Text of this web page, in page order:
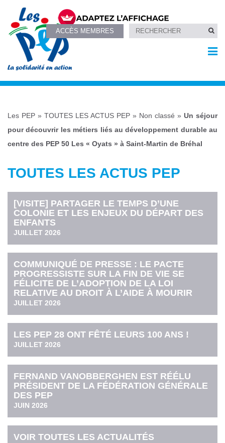
ACCÈS MEMBRES
Les PEP » TOUTES LES ACTUS PEP » Non classé » Un séjour
pour découvrir les métiers liés au développement durable au
centre des PEP 50 Les « Oyats » à Saint-Martin de Bréhal
TOUTES LES ACTUS PEP
[VISITE] PARTAGER LE TEMPS D’UNE
COLONIE ET LES ENJEUX DU DÉPART DES
ENFANTS
JUILLET 2026
COMMUNIQUÉ DE PRESSE : LE PACTE
PROGRESSISTE SUR LA FIN DE VIE SE
FÉLICITE DE L’ADOPTION DE LA LOI
RELATIVE AU DROIT À L’AIDE À MOURIR
JUILLET 2026
LES PEP 28 ONT FÊTÉ LEURS 100 ANS !
JUILLET 2026
FERNAND VANOBBERGHEN EST RÉÉLU
PRÉSIDENT DE LA FÉDÉRATION GÉNÉRALE
DES PEP
JUIN 2026
VOIR TOUTES LES ACTUALITÉS